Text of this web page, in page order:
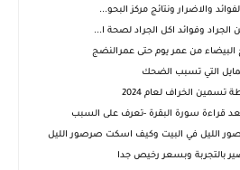
والاضرار ونتائج مركز البحو...
الجراد وفوائد اكل الجراد لصحة ا...
البيضاء من عمر يوم حتى عمرالنضج
التي تسبب الضحك
الخراف لعام 2024
قراءة سورة البقرة -تعرف على السبب
الليل في البيت وكيف اسكت صرصور الليل
بالتجربة وبسعر رخيص جدا